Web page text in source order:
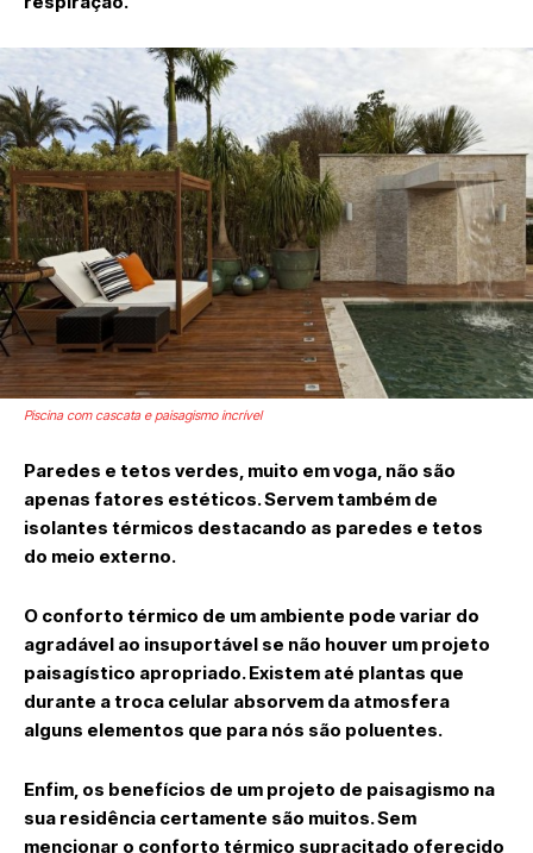
Piscina com cascata e paisagismo incrível
Paredes e tetos verdes, muito em voga, não são
apenas fatores estéticos. Servem também de
isolantes térmicos destacando as paredes e tetos
do meio externo.
O conforto térmico de um ambiente pode variar do
agradável ao insuportável se não houver um projeto
paisagístico apropriado. Existem até plantas que
durante a troca celular absorvem da atmosfera
alguns elementos que para nós são poluentes.
Enfim, os benefícios de um projeto de paisagismo na
sua residência certamente são muitos. Sem
mencionar o conforto térmico supracitado oferecido